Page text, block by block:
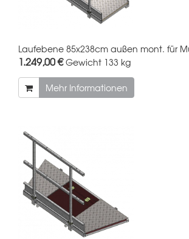
Laufebene 85x238cm außen mont. für
1.249,00 €Gewicht 133 kg
Mehr Informationen